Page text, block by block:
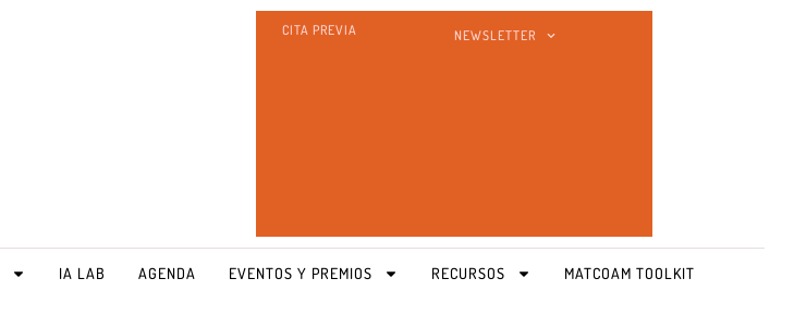
CITA PREVIA NEWSLETTER
IA LAB AGENDA EVENTOS Y PREMIOS RECURSOS MATCOAM TOOLKIT